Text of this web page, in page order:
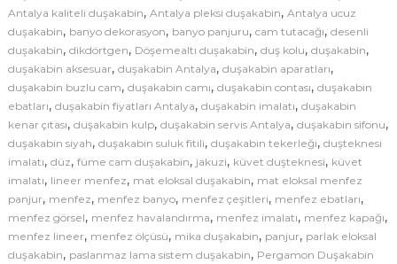
P
e
r
g
a
m
o
n
Antalya kaliteli duşakabin, Antalya pleksi duşakabin, Antalya ucuz
duşakabin, banyo dekorasyon, banyo panjuru, cam tutacağı, desenli
duşakabin, dikdörtgen, Döşemealtı duşakabin, duş kolu, duşakabin,
duşakabin aksesuar, duşakabin Antalya, duşakabin aparatları,
duşakabin buzlu cam, duşakabin camı, duşakabin contası, duşakabin
ebatları, duşakabin fiyatları Antalya, duşakabin imalatı, duşakabin
kenar çıtası, duşakabin kulp, duşakabin servis Antalya, duşakabin sifonu,
duşakabin siyah, duşakabin suluk fitili, duşakabin tekerleği, duşteknesi
imalatı, düz, füme cam duşakabin, jakuzi, küvet duşteknesi, küvet
imalatı, lineer menfez, mat eloksal duşakabin, mat eloksal menfez
panjur, menfez, menfez banyo, menfez çeşitleri, menfez ebatları,
menfez görsel, menfez havalandırma, menfez imalatı, menfez kapağı,
menfez lineer, menfez ölçüsü, mika duşakabin, panjur, parlak eloksal
duşakabin, paslanmaz lama sistem duşakabin, Pergamon Duşakabin